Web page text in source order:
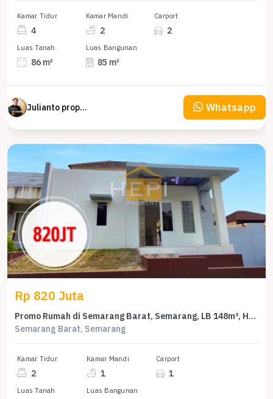
Kamar Tidur
4
Kamar Mandi
2
Carport
2
Luas Tanah
86 m²
Luas Bangunan
85 m²
Julianto property Julianto Whatsapp
Rp 820 Juta
Promo Rumah di Semarang Barat, Semarang, LB 148m², Harga 820 Juta
Semarang Barat, Semarang
Kamar Tidur
2
Kamar Mandi
1
Carport
1
Luas Tanah Luas Bangunan